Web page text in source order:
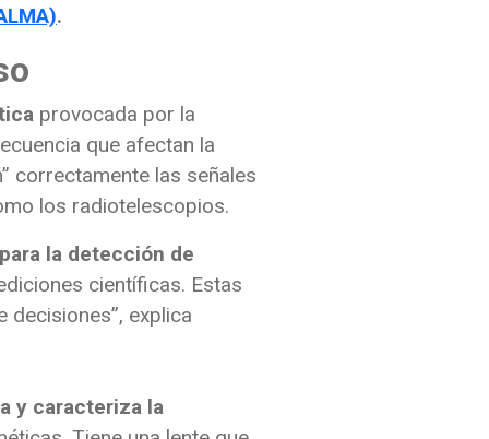
.
provocada por la
que afectan la
correctamente las señales
los radiotelescopios.
la detección de
científicas. Estas
decisiones”, explica
y caracteriza la